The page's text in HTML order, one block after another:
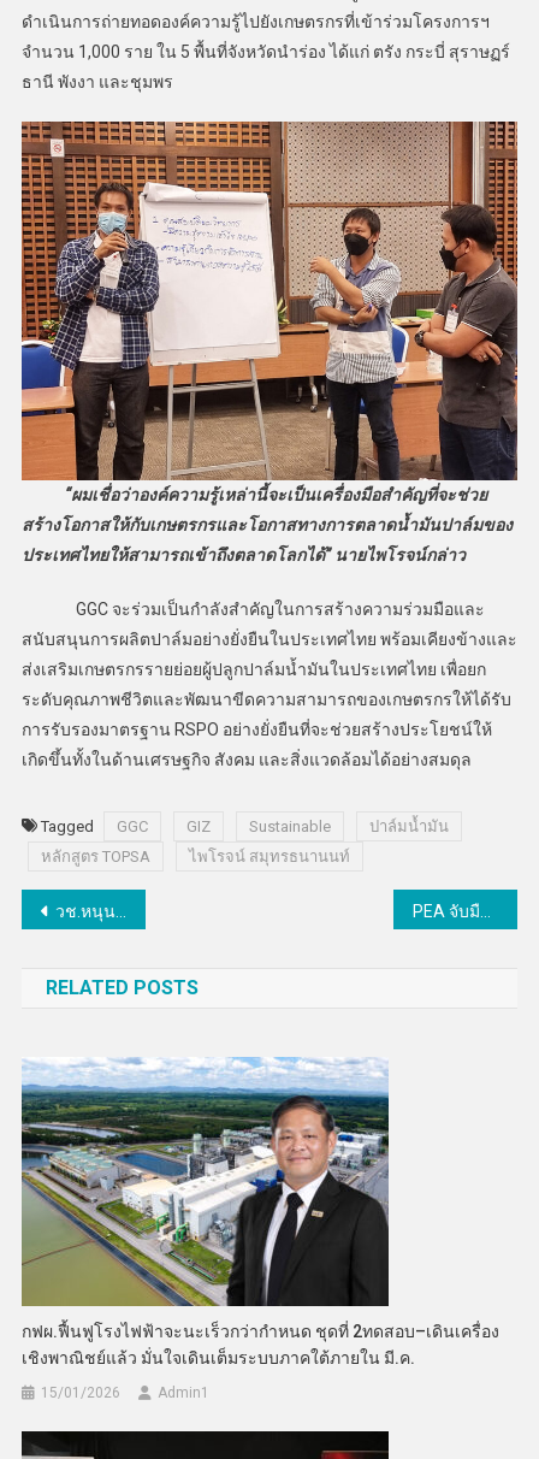
ดำเนินการถ่ายทอดองค์ความรู้ไปยังเกษตรกรที่เข้าร่วมโครงการฯ
จำนวน 1,000 ราย ใน 5 พื้นที่จังหวัดนำร่อง ได้แก่ ตรัง กระบี่ สุราษฏร์
ธานี พังงา และชุมพร
“ผมเชื่อว่าองค์ความรู้เหล่านี้จะเป็นเครื่องมือสําคัญที่จะช่วย
สร้างโอกาสให้กับเกษตรกรและโอกาสทางการตลาดน้ำมันปาล์มของ
ประเทศไทยให้สามารถเข้าถึงตลาดโลกได้” นายไพโรจน์กล่าว
GGC จะร่วมเป็นกำลังสำคัญในการสร้างความร่วมมือและ
สนับสนุนการผลิตปาล์มอย่างยั่งยืนในประเทศไทย พร้อมเคียงข้างและ
ส่งเสริมเกษตรกรรายย่อยผู้ปลูกปาล์มน้ำมันในประเทศไทย เพื่อยก
ระดับคุณภาพชีวิตและพัฒนาขีดความสามารถของเกษตรกรให้ได้รับ
การรับรองมาตรฐาน RSPO อย่างยั่งยืนที่จะช่วยสร้างประโยชน์ให้
เกิดขึ้นทั้งในด้านเศรษฐกิจ สังคม และสิ่งแวดล้อมได้อย่างสมดุล
Tagged GGC GIZ Sustainable
ปาล์มน้ำมัน
หลักสูตร TOPSA
ไพโรจน์ สมุทรธนานนท์
แนะแนว
วช.หนุนนักวิจัยมทร.พระนครถ่ายทอดเทคโนโลยีการพัฒนาสิ่งทอ-ฝ้ายทอมือรองรับความต้องการของตลาดโลก
RELATED POSTS
กฟผ.ฟื้นฟูโรงไฟฟ้าจะนะเร็วกว่ากำหนด ชุดที่ 2ทดสอบ–เดินเครื่อง
เชิงพาณิชย์แล้ว มั่นใจเดินเต็มระบบภาคใต้ภายใน มี.ค.
15/01/2026 Admin​1